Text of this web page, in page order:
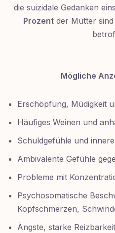
die suizidale Gedanken
Prozentder Mütter sind
Mögliche
Erschöpfung, Müdigkeit
Häufiges Weinen und
Schuldgefühle und
Ambivalente Gefühle
Probleme mit
Psychosomatische
Kopfschmerzen,
Ängste, starke